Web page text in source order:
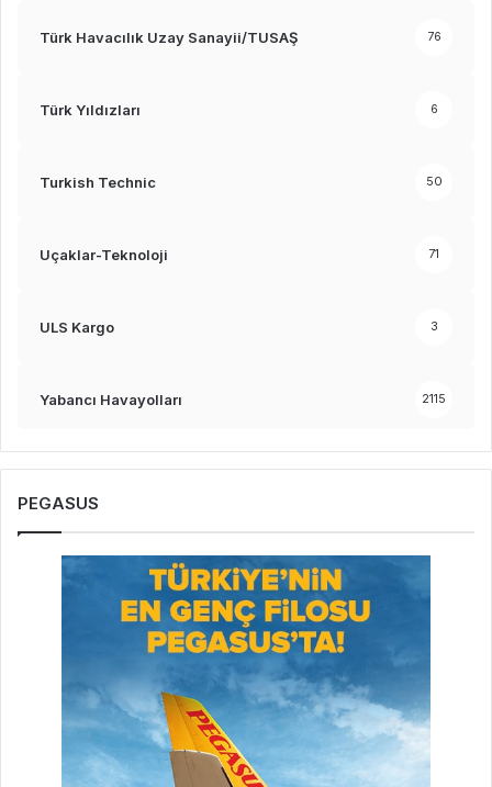
Türk Havacılık Uzay Sanayii/TUSAŞ 76
Türk Yıldızları 6
Turkish Technic 50
Uçaklar-Teknoloji 71
ULS Kargo 3
Yabancı Havayolları 2115
PEGASUS